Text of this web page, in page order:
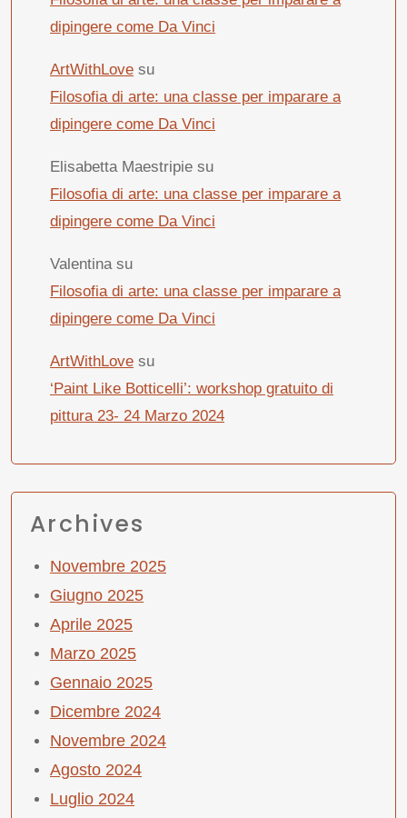
dipingere come Da Vinci
ArtWithLove su
Filosofia di arte: una classe per imparare a
dipingere come Da Vinci
Elisabetta Maestripie su
Filosofia di arte: una classe per imparare a
dipingere come Da Vinci
Valentinasu
Filosofia di arte: una classe per imparare a
dipingere come Da Vinci
ArtWithLove su
‘Paint Like Botticelli’: workshop gratuito di
pittura 23- 24 Marzo 2024
Archives
Novembre 2025
Giugno 2025
Aprile 2025
Marzo 2025
Gennaio 2025
Dicembre 2024
Novembre 2024
Agosto 2024
Luglio 2024